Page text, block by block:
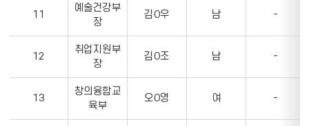
는
임
타
11
예술건강부
장
김O우 남 -
12
취업지원부
장
김O조 남 -
13
창의융합교
육부
오O영 여 -